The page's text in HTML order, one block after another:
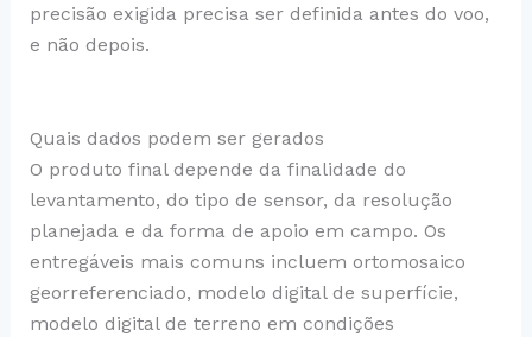
precisão exigida precisa ser definida antes do voo,
e não depois.
Quais dados podem ser gerados
O produto final depende da finalidade do
levantamento, do tipo de sensor, da resolução
planejada e da forma de apoio em campo. Os
entregáveis mais comuns incluem ortomosaico
georreferenciado, modelo digital de superfície,
modelo digital de terreno em condições